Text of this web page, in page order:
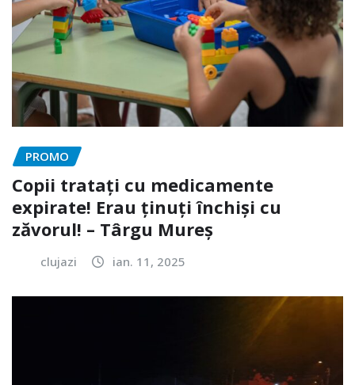
PROMO
Copii tratați cu medicamente
expirate! Erau ținuți închiși cu
zăvorul! – Târgu Mureș
clujazi ian. 11, 2025